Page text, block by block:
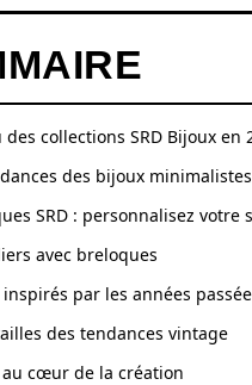
des collections SRD Bijoux en
des bijoux minimalistes
SRD : personnalisez votre
avec breloques
par les années
des tendances vintage
cœur de la création